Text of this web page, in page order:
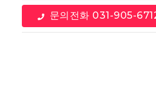
문의전화 031-905-